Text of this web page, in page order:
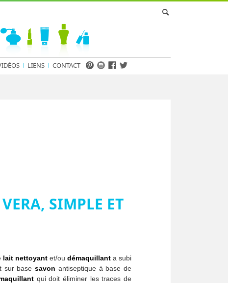
LIENS CONTACT
SIMPLE ET
lait nettoyantet/ou démaquillanta subi
sur basesavon antiseptique à base de
qui doit éliminer les traces de